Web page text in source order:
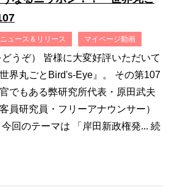
ニュース＆リリース マイページ動画
うぞ） 皆様に大変好評いただいて
界丸ごとBird's-Eye』。 その第107
でもある弊研究所代表・原田武夫
員研究員・フリーアナウンサー）
回のテーマは 「岸田新政権発... 続